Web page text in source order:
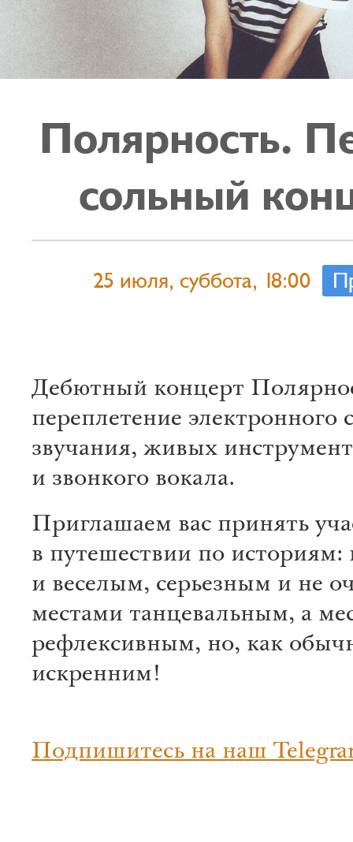
Полярность.
сольный
25 июля, суббота, 18:00
Дебютный концерт
переплетение электронного
звучания, живых
и звонкого вокала.
Приглашаем вас принять
в путешествии по историям:
и веселым, серьезным и не
местами танцевальным, а
рефлексивным, но, как
искренним!
Подпишитесь на наш